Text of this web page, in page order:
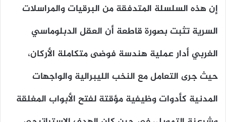
إن هذه السلسلة المتدفقة من البرقيات والمراسلات
السرية تثبت بصورة قاطعة أن العقل الدبلوماسي
الغربي أدار عملية هندسة فوضى متكاملة الأركان،
حيث جرى التعامل مع النخب الليبرالية والواجهات
المدنية كأدوات وظيفية مؤقتة لفتح الأبواب المغلقة